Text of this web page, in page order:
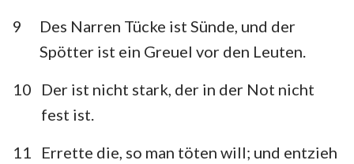
9
Des Narren Tücke ist Sünde, und der
Spötter ist ein Greuel vor den Leuten.
10
Der ist nicht stark, der in der Not nicht
fest ist.
11
Errette die, so man töten will; und entzieh